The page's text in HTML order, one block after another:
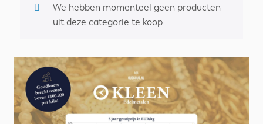
We hebben momenteel geen producten
uit deze categorie te koop